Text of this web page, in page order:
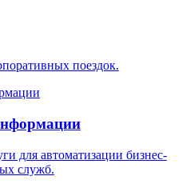
поездок.
для автоматизации бизнес-
служб.